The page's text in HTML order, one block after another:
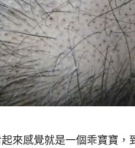
來感覺就是一個乖寶寶